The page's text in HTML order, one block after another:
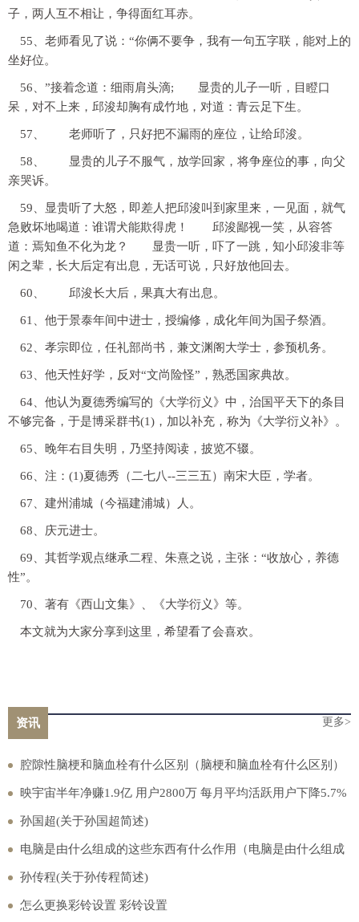
子，两人互不相让，争得面红耳赤。
55、老师看见了说：“你俩不要争，我有一句五字联，能对上的
坐好位。
56、”接着念道：细雨肩头滴; 显贵的儿子一听，目瞪口
呆，对不上来，邱浚却胸有成竹地，对道：青云足下生。
57、 老师听了，只好把不漏雨的座位，让给邱浚。
58、 显贵的儿子不服气，放学回家，将争座位的事，向父
亲哭诉。
59、显贵听了大怒，即差人把邱浚叫到家里来，一见面，就气
急败坏地喝道：谁谓犬能欺得虎！ 邱浚鄙视一笑，从容答
道：焉知鱼不化为龙？ 显贵一听，吓了一跳，知小邱浚非等
闲之辈，长大后定有出息，无话可说，只好放他回去。
60、 邱浚长大后，果真大有出息。
61、他于景泰年间中进士，授编修，成化年间为国子祭酒。
62、孝宗即位，任礼部尚书，兼文渊阁大学士，参预机务。
63、他天性好学，反对“文尚险怪”，熟悉国家典故。
64、他认为夏德秀编写的《大学衍义》中，治国平天下的条目
不够完备，于是博采群书(1)，加以补充，称为《大学衍义补》。
65、晚年右目失明，乃坚持阅读，披览不辍。
66、注：(1)夏德秀（二七八--三三五）南宋大臣，学者。
67、建州浦城（今福建浦城）人。
68、庆元进士。
69、其哲学观点继承二程、朱熹之说，主张：“收放心，养德
性”。
70、著有《西山文集》、《大学衍义》等。
本文就为大家分享到这里，希望看了会喜欢。
资讯 更多>
腔隙性脑梗和脑血栓有什么区别（脑梗和脑血栓有什么区别）
映宇宙半年净赚1.9亿 用户2800万 每月平均活跃用户下降5.7%
孙国超(关于孙国超简述)
电脑是由什么组成的这些东西有什么作用（电脑是由什么组成
的）
孙传程(关于孙传程简述)
怎么更换彩铃设置 彩铃设置